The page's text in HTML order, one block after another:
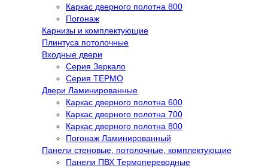
Каркас дверного полотна 800
Погонаж
Карнизы и комплектующие
Плинтуса потолочные
Входные двери
Серия Зеркало
Серия ТЕРМО
Двери Ламинированные
Каркас дверного полотна 600
Каркас дверного полотна 700
Каркас дверного полотна 800
Погонаж Ламинированный
Панели стеновые, потолочные, комплектующие
Панели ПВХ Термопереводные